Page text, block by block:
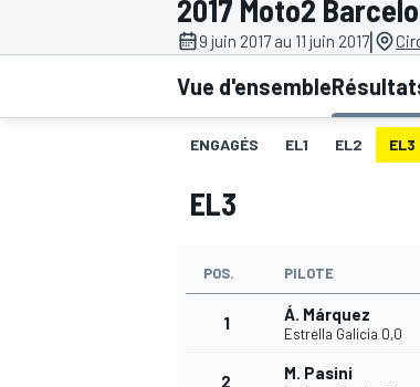
2017 Moto2
9 juin 2017 au 11 juin 2017|
Vue d'ensemble
ENGAGÉS EL1 EL2 EL3
EL3
POS. PILOTE
1 Á. Márquez
Estrella Galicia 0,0
2 M. Pasini